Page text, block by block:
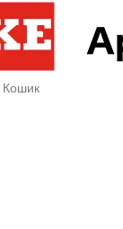
Кошик